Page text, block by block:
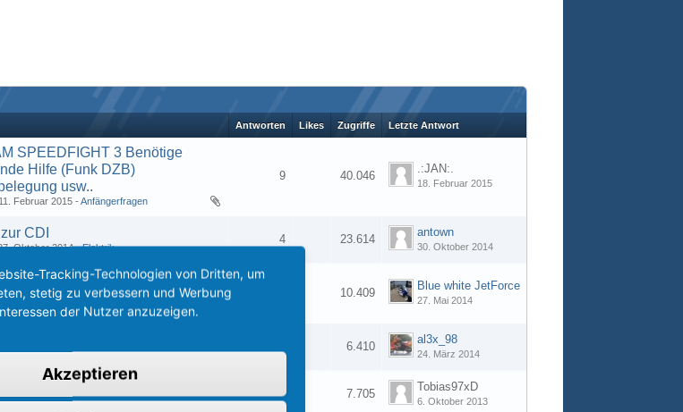
Antworten Likes Zugriffe Letzte Antwort
SPEEDFIGHT 3 Benötige
Hilfe (Funk DZB)
usw..
11. Februar 2015 Anfängerfragen
9 40.046
.:JAN:.
18. Februar 2015
CDI
Oktober 2014 Elektrik
4 23.614
antown
30. Oktober 2014
aber mit dzb von der Bullerei
was können die machen
JetForce 26. Mai 2014 Anfängerfragen
10.409
Blue white JetForce
27. Mai 2014
24. März 2014 Anfängerfragen
6.410
al3x_98
24. März 2014
das DZB Einbau FAQ
6. Oktober 2013 Elektrik
1 7.705
Tobias97xD
6. Oktober 2013
Tracking-Technologien von Dritten, um
stetig zu verbessern und Werbung
der Nutzer anzuzeigen.
Akzeptieren